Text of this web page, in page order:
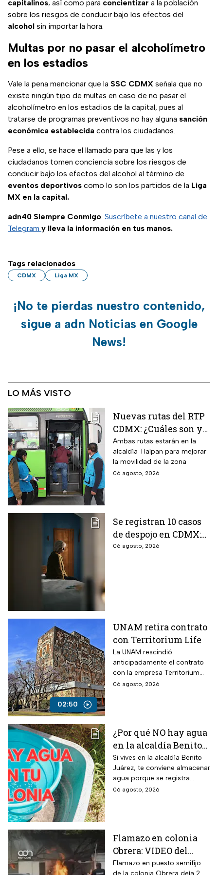
capitalinos, así como para concientizar a la población
sobre los riesgos de conducir bajo los efectos del
alcohol sin importar la hora.
Multas por no pasar el alcoholímetro
en los estadios
Vale la pena mencionar que la SSC CDMX señala que no
existe ningún tipo de multas en caso de no pasar el
alcoholímetro en los estadios de la capital, pues al
tratarse de programas preventivos no hay alguna sanción
económica establecida contra los ciudadanos.
Pese a ello, se hace el llamado para que las y los
ciudadanos tomen conciencia sobre los riesgos de
conducir bajo los efectos del alcohol al término de
eventos deportivos como lo son los partidos de la Liga
MX en la capital.
adn40 Siempre Conmigo. Suscríbete a nuestro canal de
Telegram y lleva la información en tus manos.
Tags relacionados
CDMX Liga MX
¡No te pierdas nuestro contenido,
sigue a adn Noticias en Google
News!
LO MÁS VISTO
Nuevas rutas del RTP
CDMX: ¿Cuáles son y
con qué estaciones
del Metrobús
conectan?
Ambas rutas estarán en la
alcaldía Tlalpan para mejorar
la movilidad de la zona
06 agosto, 2026
Se registran 10 casos
de despojo en CDMX:
adultos mayores son
06 agosto, 2026
02:50
UNAM retira contrato
con Territorium Life
La UNAM rescindió
anticipadamente el contrato
con la empresa Territorium
Life, encargada del examen
06 agosto, 2026
¿Por qué NO hay agua
en la alcaldía Benito
Juárez? Lista de
colonias afectadas
hasta el viernes
Si vives en la alcaldía Benito
Juárez, te conviene almacenar
agua porque se registra
suspensión del suministro por
06 agosto, 2026
Flamazo en colonia
Obrera: VIDEO del
siniestro en puesto
Flamazo en puesto semifijo
de la colonia Obrera deja 2